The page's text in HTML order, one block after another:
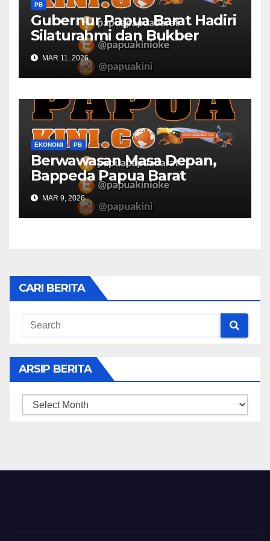
PB
Gubernur Papua Barat Hadiri
Silaturahmi dan Bukber
Bersama DPR RI dan
Mendagri di IPDN
MAR 11, 2026
EKONOMI PB
Berwawasan Masa Depan,
Bappeda Papua Barat
Konsultasi Publik RKPD 2027
MAR 9, 2026
CARI BERITA
ARSIP BERITA
ARSIP